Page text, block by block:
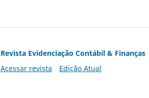
Revista Evidenciação Contábil & Finanças
Acessar revista
Edição Atual